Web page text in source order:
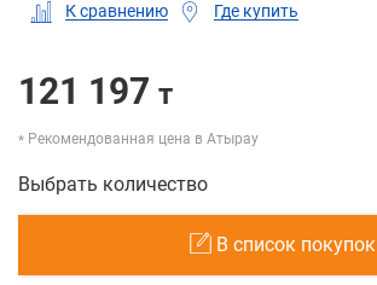
К сравнению Где купить
121 197 т
Рекомендованная цена в Атырау
Выбрать количество
В список покупок